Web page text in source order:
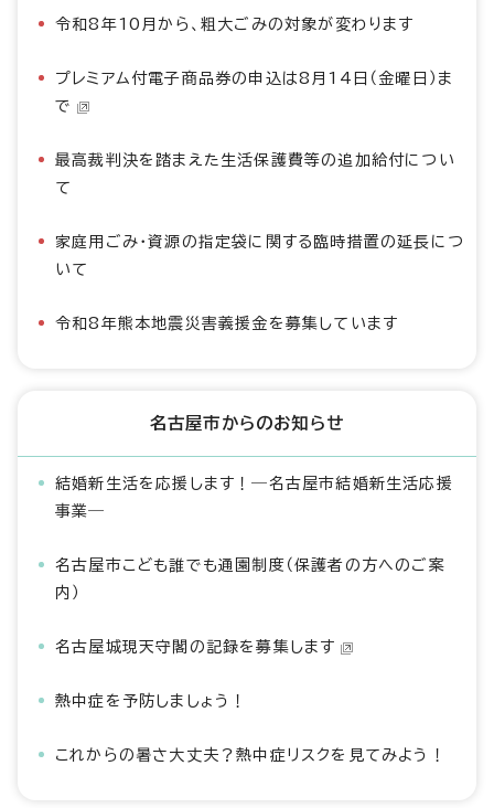
令和8年10月から、粗大ごみの対象が変わります
プレミアム付電子商品券の申込は8月14日（金曜日）ま
で
最高裁判決を踏まえた生活保護費等の追加給付につい
て
家庭用ごみ・資源の指定袋に関する臨時措置の延長につ
いて
令和8年熊本地震災害義援金を募集しています
名古屋市からのお知らせ
結婚新生活を応援します！―名古屋市結婚新生活応援
事業―
名古屋市こども誰でも通園制度（保護者の方へのご案
内）
名古屋城現天守閣の記録を募集します
熱中症を予防しましょう！
これからの暑さ大丈夫？熱中症リスクを見てみよう！